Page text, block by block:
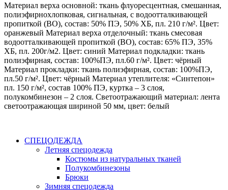
Материал верха основной: ткань флуоресцентная, смешанная,
полиэфирнохлопковая, сигнальная, с водоотталкивающей
пропиткой (ВО), состав: 50% ПЭ, 50% ХБ, пл. 210 г/м². Цвет:
оранжевый Материал верха отделочный: ткань смесовая
водоотталкивающей пропиткой (ВО), состав: 65% ПЭ, 35%
ХБ, пл. 200г/м2. Цвет: синий Материал подкладки: ткань
полиэфирная, состав: 100%ПЭ, пл.60 г/м². Цвет: чёрный
Материал прокладки: ткань полиэфирная, состав: 100%ПЭ,
пл.50 г/м². Цвет: чёрный Материал утеплителя: «Синтепон»
пл. 150 г/м², состав 100% ПЭ, куртка – 3 слоя,
полукомбинезон – 2 слоя. Светоотражающий материал: лента
светоотражающая шириной 50 мм, цвет: белый
СПЕЦОДЕЖДА
Летняя спецодежда
Костюмы из натуральных тканей
Полукомбинезоны
Брюки
Зимняя спецодежда